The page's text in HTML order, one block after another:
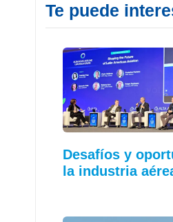
Te puede
Desafíos y
la industria